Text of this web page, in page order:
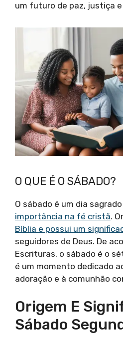
um futuro de paz, justiça
O QUE É O SÁBADO?
O sábado é um dia
importância na fé cristã.
Bíblia e possui um
seguidores de Deus. De
Escrituras, o sábado é o
é um momento dedicado
adoração e à comunhão
Origem E
Sábado